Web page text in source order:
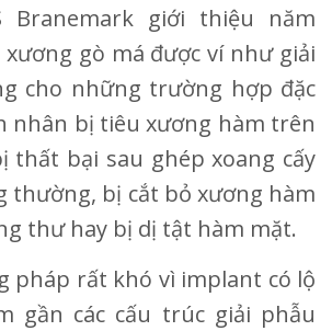
Branemark giới thiệu năm
gò má được ví như giải
cho những trường hợp đặc
nhân bị tiêu xương hàm trên
thất bại sau ghép xoang cấy
thường, bị cắt bỏ xương hàm
thư hay bị dị tật hàm mặt.
pháp rất khó vì implant có lộ
gần các cấu trúc giải phẫu